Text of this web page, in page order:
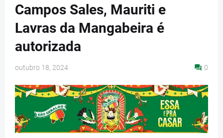
Campos Sales, Mauriti e
Lavras da Mangabeira é
autorizada
outubro 18, 2024 0